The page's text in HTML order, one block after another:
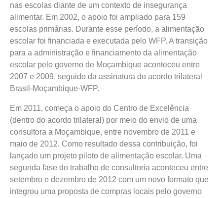
nas escolas diante de um contexto de insegurança
alimentar. Em 2002, o apoio foi ampliado para 159
escolas primárias. Durante esse período, a alimentação
escolar foi financiada e executada pelo WFP. A transição
para a administração e financiamento da alimentação
escolar pelo governo de Moçambique aconteceu entre
2007 e 2009, seguido da assinatura do acordo trilateral
Brasil-Moçambique-WFP.
Em 2011, começa o apoio do Centro de Excelência
(dentro do acordo trilateral) por meio do envio de uma
consultora a Moçambique, entre novembro de 2011 e
maio de 2012. Como resultado dessa contribuição, foi
lançado um projeto piloto de alimentação escolar. Uma
segunda fase do trabalho de consultoria aconteceu entre
setembro e dezembro de 2012 com um novo formato que
integrou uma proposta de compras locais pelo governo